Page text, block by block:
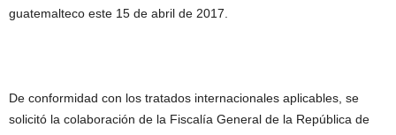
guatemalteco este 15 de abril de 2017.
De conformidad con los tratados internacionales aplicables, se
solicitó la colaboración de la Fiscalía General de la República de